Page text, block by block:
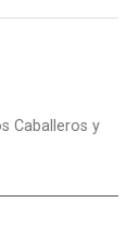
Caballeros y